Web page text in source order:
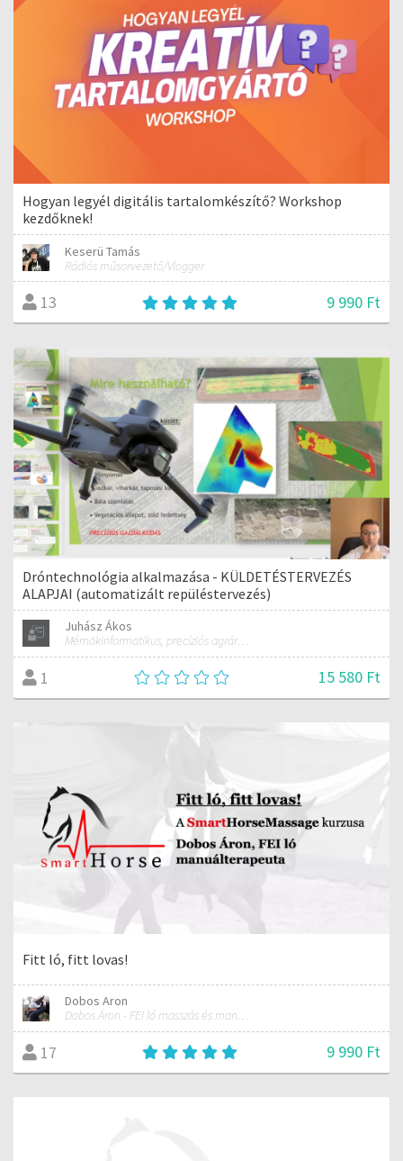
Hogyan legyél digitális tartalomkészítő? Workshop
kezdőknek!
Keserü Tamás
Rádiós műsorvezető/Vlogger
13 9 990 Ft
Dróntechnológia alkalmazása - KÜLDETÉSTERVEZÉS
ALAPJAI (automatizált repüléstervezés)
Juhász Ákos
Mérnökinformatikus, precíziós agrárgazdálkodási szakmérnök, hivatásos ipari drónpilóta
1 15 580 Ft
Fitt ló, fitt lovas!
Dobos Aron
Dobos Áron - FEI ló masszás és manuálterapeuta
17 9 990 Ft